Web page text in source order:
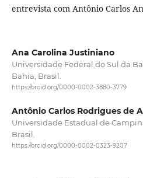
entrevista com Antônio Carlos
Ana Carolina Justiniano
Universidade Federal do Sul da
Bahia, Brasil.
https://orcid.org/0000-0002-3880-3779
Antônio Carlos Rodrigues de
Universidade Estadual de
Brasil.
https://orcid.org/0000-0002-0323-9207